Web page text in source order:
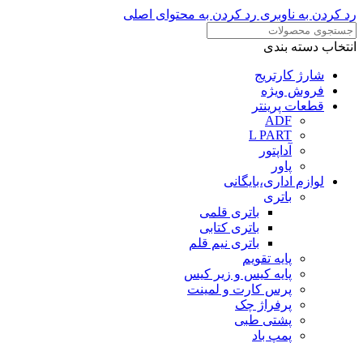
رد کردن به ناوبری رد کردن به محتوای اصلی
انتخاب دسته بندی
شارژ کارتریج
فروش ویژه
قطعات پرینتر
ADF
L PART
آداپتور
پاور
لوازم اداری،بایگانی
باتری
باتری قلمی
باتری کتابی
باتری نیم قلم
پایه تقویم
پایه کیس و زیر کیس
پرس کارت و لمینت
پرفراژ چک
پشتی طبی
پمپ باد